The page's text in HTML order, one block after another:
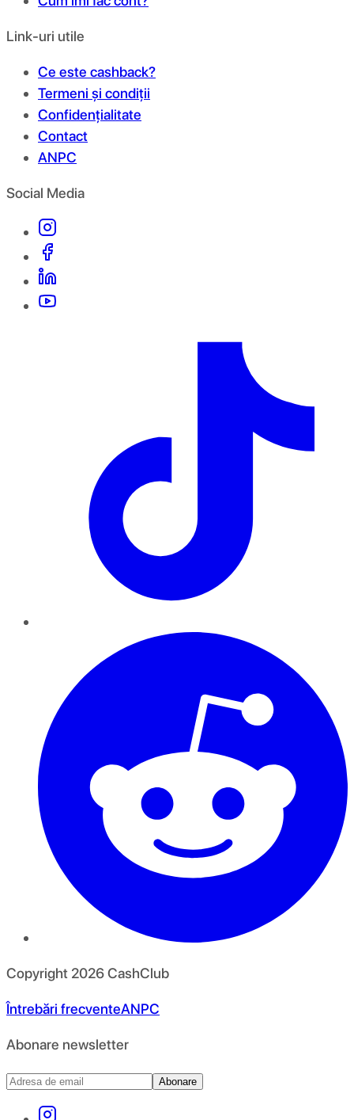
Link-uri utile
Ce este cashback?
Termeni și condiții
Confidențialitate
Contact
ANPC
Social Media
Copyright 2026CashClub
Întrebări frecventeANPC
Abonare newsletter
Abonare